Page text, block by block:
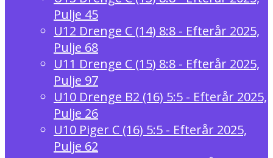
Pulje 45
U12 Drenge C (14) 8:8 - Efterår 2025,
Pulje 68
U11 Drenge C (15) 8:8 - Efterår 2025,
Pulje 97
U10 Drenge B2 (16) 5:5 - Efterår 2025,
Pulje 26
U10 Piger C (16) 5:5 - Efterår 2025,
Pulje 62